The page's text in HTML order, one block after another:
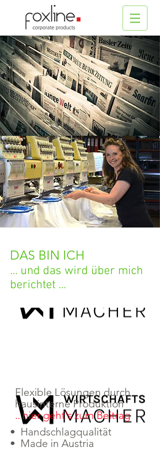
DAS BIN ICH
... und das wird über mich
berichtet ...
Flexible Lösungen durch
hausinterne Produktion
.. hier geht's zum Beitrag
• Handschlagqualität
• Made in Austria